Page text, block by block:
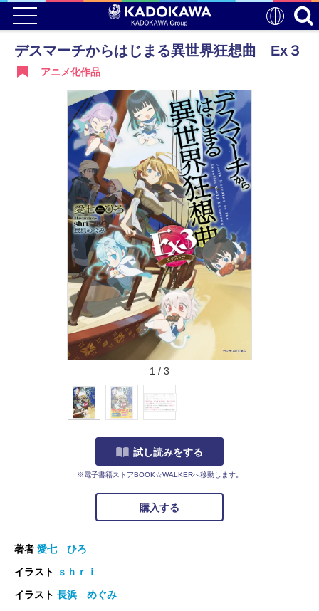
デスマーチからはじまる異世界狂想曲 Ex３
アニメ化作品
1 / 3
試し読みをする
※電子書籍ストアBOOK☆WALKERへ移動します。
購入する
著者 愛七 ひろ
イラスト
ｓｈｒｉ
イラスト 長浜 めぐみ